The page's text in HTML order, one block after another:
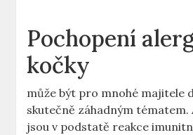
Pochopení
kočky
může být pro mnohé majitele
skutečně záhadným tématem.
jsou v podstatě reakce